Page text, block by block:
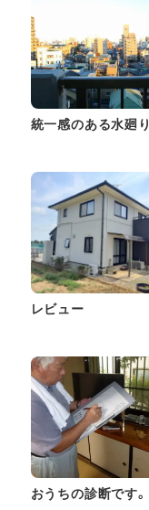
統一感のある水廻り
レビュー
おうちの診断です。